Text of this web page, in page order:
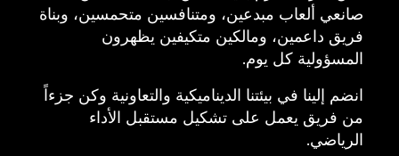
صانعي ألعاب مبدعين، ومتنافسين متحمسين، وبناة
فريق داعمين، ومالكين متكيفين يظهرون
المسؤولية كل يوم.
انضم إلينا في بيئتنا الديناميكية والتعاونية وكن جزءاً
من فريق يعمل على تشكيل مستقبل الأداء
الرياضي.